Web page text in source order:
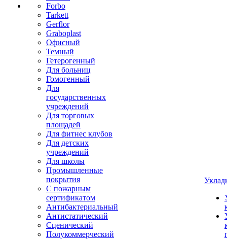
Forbo
Tarkett
Gerflor
Graboplast
Офисный
Темный
Гетерогенный
Для больниц
Гомогенный
Для
государственных
учреждений
Для торговых
площадей
Для фитнес клубов
Для детских
учреждений
Для школы
Промышленные
покрытия
С пожарным
сертификатом
Антибактериальный
Антистатический
Сценический
Полукоммерческий